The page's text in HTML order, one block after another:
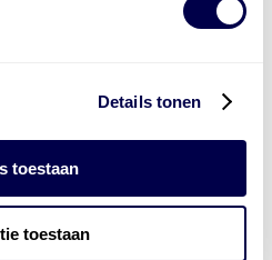
Details tonen
toestaan
toestaan